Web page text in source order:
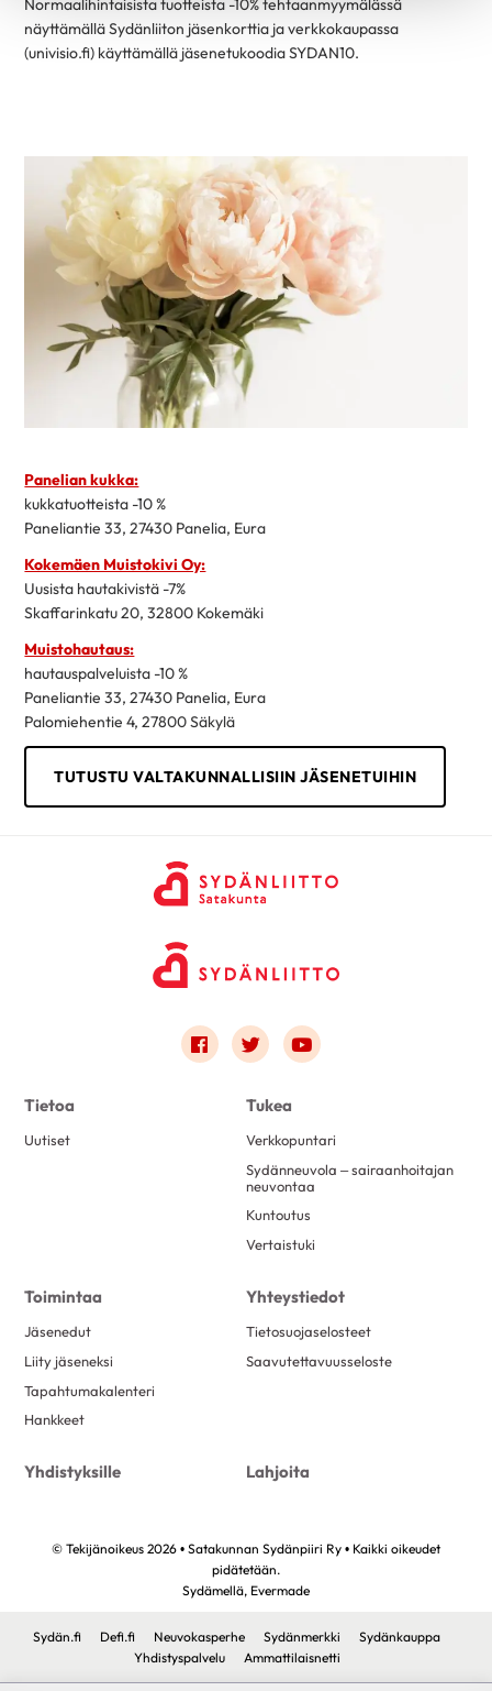
Normaalihintaisista tuotteista -10% tehtaanmyymälässä
näyttämällä Sydänliiton jäsenkorttia ja verkkokaupassa
(univisio.fi) käyttämällä jäsenetukoodia SYDAN10.
Panelian kukka:
kukkatuotteista -10 %
Paneliantie 33, 27430 Panelia, Eura
Kokemäen Muistokivi Oy:
Uusista hautakivistä -7%
Skaffarinkatu 20, 32800 Kokemäki
Muistohautaus:
hautauspalveluista -10 %
Paneliantie 33, 27430 Panelia, Eura
Palomiehentie 4, 27800 Säkylä
TUTUSTU VALTAKUNNALLISIIN JÄSENETUIHIN
Link to facebook
Link to twitterLink to youtube
Tietoa
Uutiset
Tukea
Verkkopuntari
Sydänneuvola – sairaanhoitajan
neuvontaa
Kuntoutus
Vertaistuki
Toimintaa
Jäsenedut
Liity jäseneksi
Tapahtumakalenteri
Hankkeet
Yhteystiedot
Tietosuojaselosteet
Saavutettavuusseloste
Yhdistyksille Lahjoita
© Tekijänoikeus 2026 • Satakunnan Sydänpiiri Ry • Kaikki oikeudet
pidätetään.
Sydämellä, Evermade
Sydän.fi Defi.fi Neuvokasperhe Sydänmerkki
Sydänkauppa
Yhdistyspalvelu
Ammattilaisnetti